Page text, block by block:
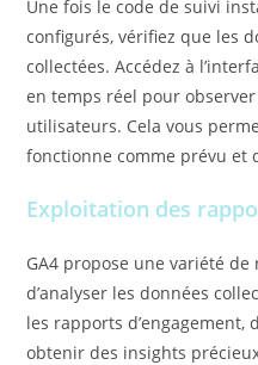
Une fois le code de suivi
configurés, vérifiez que les
collectées. Accédez à
en temps réel pour
utilisateurs. Cela vous
fonctionne comme prévu et
Exploitation des
GA4 propose une variété
d’analyser les données
les rapports d’engagement,
obtenir des insights